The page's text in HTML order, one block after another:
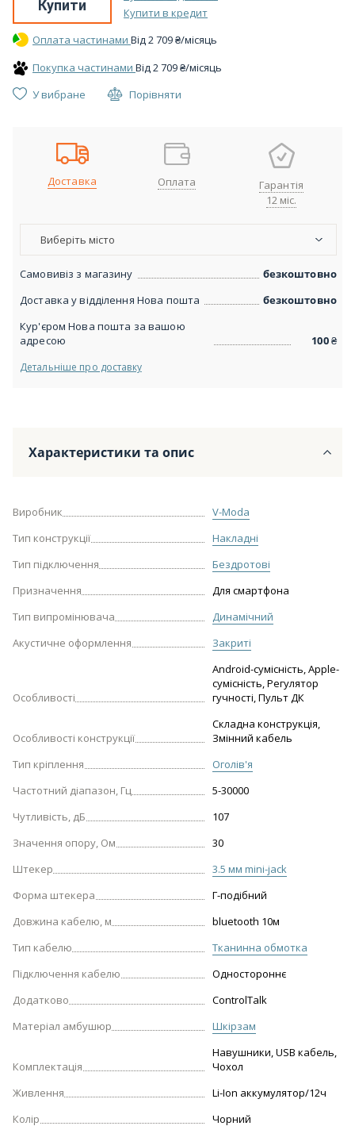
Купити
Купити в кредит
Оплата частинами Вiд2 709₴/місяць
Покупка частинами Вiд2 709₴/місяць
У вибране
Порівняти
Доставка Оплата
Гарантія
12 міс.
Виберіть місто
Самовивіз з магазину
безкоштовно
Доставка у відділення Нова пошта
безкоштовно
Кур'єром Нова пошта за вашою
адресою
100₴
Детальніше про доставку
Характеристики та опис
Виробник
V-Moda
Тип конструкції
Накладні
Тип підключення
Бездротові
Призначення
Для смартфона
Тип випромінювача
Динамічний
Акустичне оформлення
Закриті
Особливості
Android-сумісність, Apple-
сумісність, Регулятор
гучності, Пульт ДК
Особливості конструкції
Складна конструкція,
Змінний кабель
Тип кріплення
Оголів'я
Частотний діапазон, Гц
5-30000
Чутливість, дБ
107
Значення опору, Ом
30
Штекер
3.5 мм mini-jack
Форма штекера
Г-подібний
Довжина кабелю, м
bluetooth 10м
Тип кабелю
Тканинна обмотка
Підключення кабелю
Одностороннє
Додатково
ControlTalk
Матеріал амбушюр
Шкірзам
Комплектація
Навушники, USB кабель,
Чохол
Живлення
Li-Ion аккумулятор/12ч
Колір
Чорний